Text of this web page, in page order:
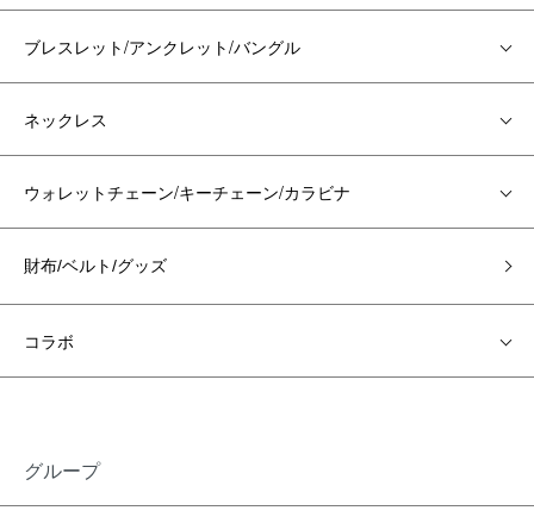
ブレスレット/アンクレット/バングル
ネックレス
ウォレットチェーン/キーチェーン/カラビナ
財布/ベルト/グッズ
コラボ
グループ